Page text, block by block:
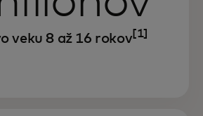
veku 8 až 16 rokov[1]